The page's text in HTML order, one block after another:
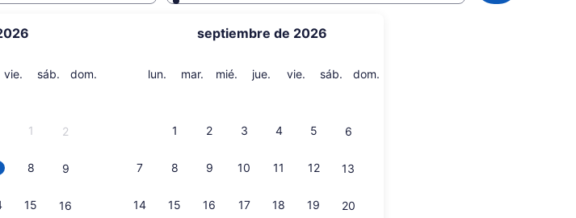
vie. viernes
sáb. sábado
dom.
1 2
8 9
15 16
septiembre de 2026
lun. lunesmar. martes
mié. miércoles
jue. jueves
vie. viernes
sáb. sábado
dom.
1 2 3 4 5 6
7 8 9 10 11 12 13
14 15 16 17 18 19 20